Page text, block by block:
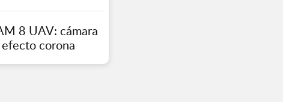
8 UAV: cámara
corona